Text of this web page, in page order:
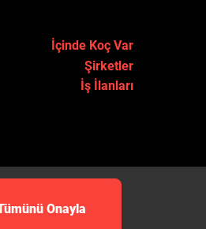
İçinde Koç Var
Şirketler
İş İlanları
Onayla